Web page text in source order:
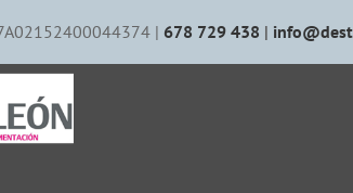
| 678 729 438 |